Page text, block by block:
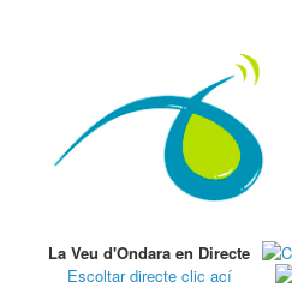
La Veu d'Ondara en Directe
Escoltar directe clic ací